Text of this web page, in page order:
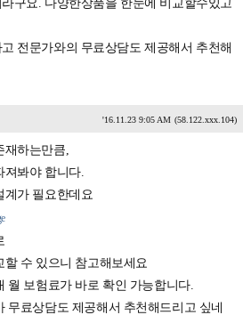
구요. 다양한상품을 한눈에 비교할수있고
전문가와의 무료상담도 제공해서 추천해
'16.11.23 9:05 AM (58.122.xxx.104)
재하는만큼,
져봐야 합니다.
계가 필요한데요
수 있으니 참고해보세요
월 보험료가 바로 확인 가능합니다.
무료상담도 제공해서 추천해드리고 싶네